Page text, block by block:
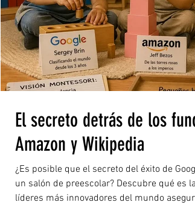
El secreto detrás de los
Amazon y Wikipedia
¿Es posible que el secreto del éxito de
un salón de preescolar? Descubre qué es
líderes más innovadores del mundo